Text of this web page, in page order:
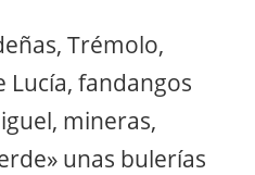
Trémolo,
Lucía, fandangos
mineras,
unas bulerías